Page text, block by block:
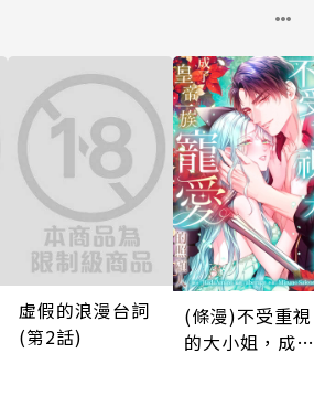
虛假的浪漫台詞
(第2話)
(條漫)不受重視
的大小姐，成了